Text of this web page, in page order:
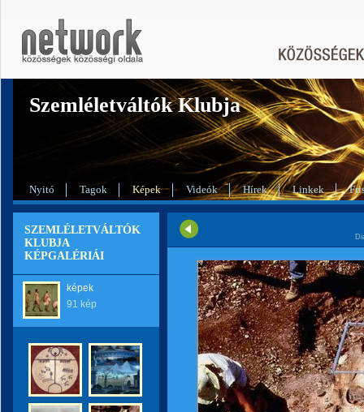
Szemléletváltók Klubja
Nyitó Tagok Képek Videók Hírek Linkek
SZEMLÉLETVÁLTÓK
KLUBJA
KÉPGALÉRIÁI
képek
91 kép